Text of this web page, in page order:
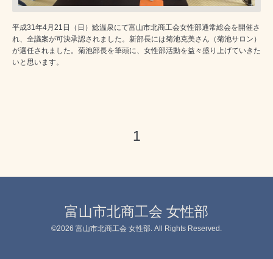
平成31年4月21日（日）鯰温泉にて富山市北商工会女性部通常総会を開催さ
れ、全議案が可決承認されました。新部長には菊池克美さん（菊池サロン）
が選任されました。菊池部長を筆頭に、女性部活動を益々盛り上げていきた
いと思います。
1
富山市北商工会 女性部
©2026 富山市北商工会 女性部 . All Rights Reserved.